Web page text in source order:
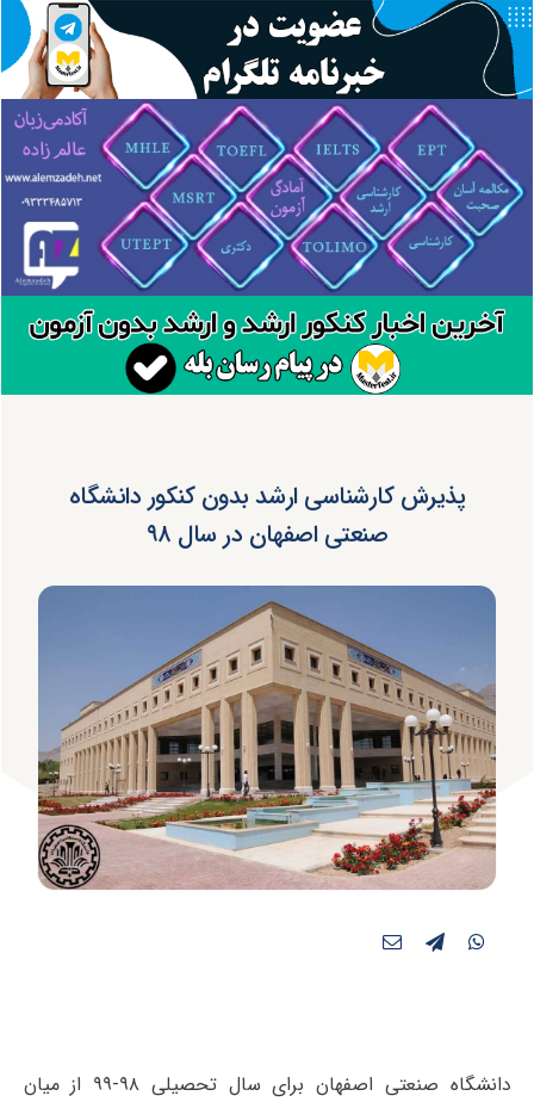
پذیرش کارشناسی ارشد بدون کنکور دانشگاه
صنعتی اصفهان در سال ۹۸
دانشگاه صنعتی اصفهان برای سال تحصیلی ۹۸-۹۹ از میان